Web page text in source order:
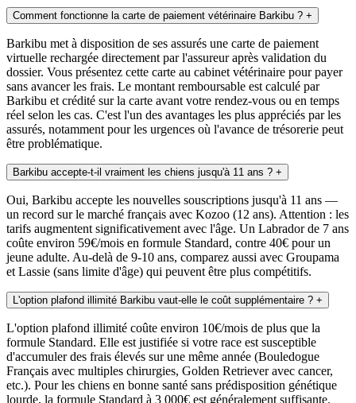
Comment fonctionne la carte de paiement vétérinaire Barkibu ? +
Barkibu met à disposition de ses assurés une carte de paiement
virtuelle rechargée directement par l'assureur après validation du
dossier. Vous présentez cette carte au cabinet vétérinaire pour payer
sans avancer les frais. Le montant remboursable est calculé par
Barkibu et crédité sur la carte avant votre rendez-vous ou en temps
réel selon les cas. C'est l'un des avantages les plus appréciés par les
assurés, notamment pour les urgences où l'avance de trésorerie peut
être problématique.
Barkibu accepte-t-il vraiment les chiens jusqu'à 11 ans ? +
Oui, Barkibu accepte les nouvelles souscriptions jusqu'à 11 ans —
un record sur le marché français avec Kozoo (12 ans). Attention : les
tarifs augmentent significativement avec l'âge. Un Labrador de 7 ans
coûte environ 59€/mois en formule Standard, contre 40€ pour un
jeune adulte. Au-delà de 9-10 ans, comparez aussi avec Groupama
et Lassie (sans limite d'âge) qui peuvent être plus compétitifs.
L'option plafond illimité Barkibu vaut-elle le coût supplémentaire ? +
L'option plafond illimité coûte environ 10€/mois de plus que la
formule Standard. Elle est justifiée si votre race est susceptible
d'accumuler des frais élevés sur une même année (Bouledogue
Français avec multiples chirurgies, Golden Retriever avec cancer,
etc.). Pour les chiens en bonne santé sans prédisposition génétique
lourde, la formule Standard à 3 000€ est généralement suffisante.